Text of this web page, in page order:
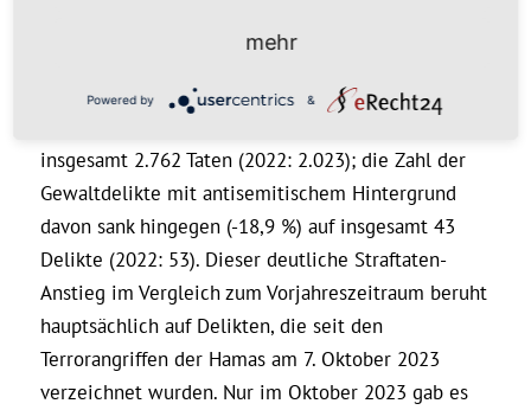
rechtsextremistisch motivierten Straftaten mit
insgesamt 2.762 Taten (2022: 2.023); die Zahl der
Gewaltdelikte mit antisemitischem Hintergrund
davon sank hingegen (-18,9 %) auf insgesamt 43
Delikte (2022: 53). Dieser deutliche Straftaten-
Anstieg im Vergleich zum Vorjahreszeitraum beruht
hauptsächlich auf Delikten, die seit den
Terrorangriffen der Hamas am 7. Oktober 2023
verzeichnet wurden. Nur im Oktober 2023 gab es
mehr
Powered by &